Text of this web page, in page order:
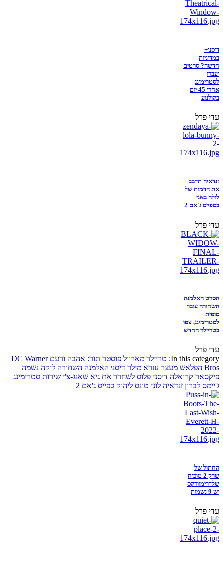
דיסני+
במדיניות
חדשה? סרטים
יעברו
לסטרימינג
אחרי 45 יום
בקולנוע
עדי פרל
זנדאיה תדבב
את הדמות של
לולה באני
בספייס ג'אם 2
עדי פרל
הסרט האלמנה
השחורה עובר
סופית
לסטרימינג, צפו
בטריילר החדש
עדי פרל
In this category: טריילר מארוול פוסטר תור: אהבה ורעם DC Warner
Bros הפלאש מעצר עזרא מילר דיסני האלמנה השחורה לוקה נשמה
פיקסאר קרואלה דיסני פלוס לשחרר את גיא שאנג-צ'י שירות סטרימינג
ג'יימס לברון זנדאיה לוני טונס ליהוק ספייס ג'אם 2
החתול של
שרק 2 מוכיח
שלדרימוורקס
יש 9 נשמות
עדי פרל